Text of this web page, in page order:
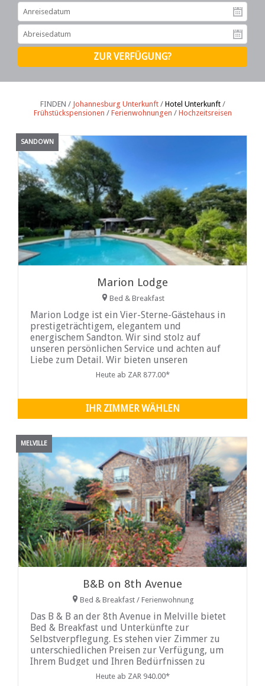
FINDEN / Johannesburg Unterkunft/ Hotel Unterkunft/
Frühstückspensionen / Ferienwohnungen / Hochzeitsreisen
SANDOWN
Marion Lodge
Bed & Breakfast
Marion Lodge ist ein Vier-Sterne-Gästehaus in
prestigeträchtigem, elegantem und
energischem Sandton. Wir sind stolz auf
unseren persönlichen Service und achten auf
Liebe zum Detail. Wir bieten unseren
geschätzten Gästen eine entspannende
Heute ab ZAR 877.00*
IHR ZIMMER WÄHLEN
MELVILLE
B&B on 8th Avenue
Bed & Breakfast / Ferienwohnung
Das B & B an der 8th Avenue in Melville bietet
Bed & Breakfast und Unterkünfte zur
Selbstverpflegung. Es stehen vier Zimmer zu
unterschiedlichen Preisen zur Verfügung, um
Ihrem Budget und Ihren Bedürfnissen zu
Heute ab ZAR 940.00*